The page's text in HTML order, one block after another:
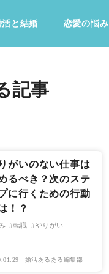
活と結婚 恋愛の悩み
能
記事
がいのない仕事は
るべき？次のステ
に行くための行動
！？
転職 やりがい
婚活あるある編集部